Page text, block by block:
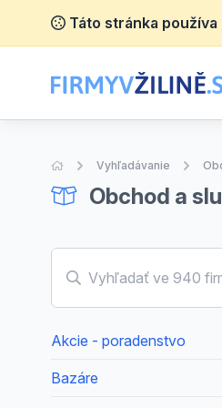
Táto stránka
Úvodná stránka
Vyhľadávanie
Obchod a
Akcie - poradenstvo
Bazáre